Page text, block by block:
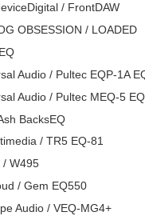
/ FrontDAW
OBSESSION / LOADED
Audio / Pultec EQP-1A
Audio / Pultec MEQ-5 EQ
BacksEQ
/ TR5 EQ-81
/ W495
/ Gem EQ550
Audio / VEQ-MG4+